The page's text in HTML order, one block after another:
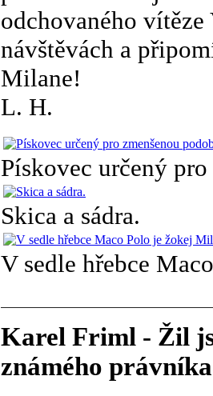
odchovaného
návštěvách a
Milane!
L. H.
Pískovec určený
Skica a sádra.
V sedle hřebce
Karel Friml - Žil
známého